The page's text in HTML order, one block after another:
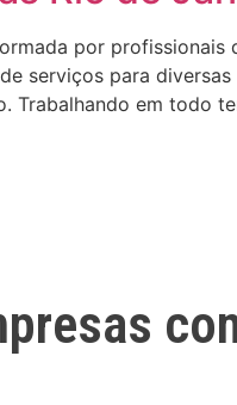
por
serviços para
Trabalhando em todo